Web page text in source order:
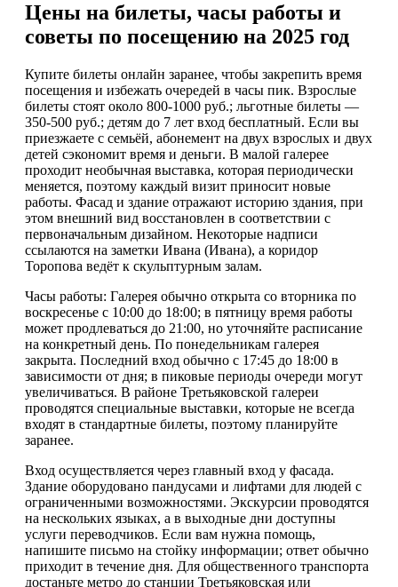
Цены на билеты, часы работы и
советы по посещению на 2025 год
Купите билеты онлайн заранее, чтобы закрепить время
посещения и избежать очередей в часы пик. Взрослые
билеты стоят около 800-1000 руб.; льготные билеты —
350-500 руб.; детям до 7 лет вход бесплатный. Если вы
приезжаете с семьёй, абонемент на двух взрослых и двух
детей сэкономит время и деньги. В малой галерее
проходит необычная выставка, которая периодически
меняется, поэтому каждый визит приносит новые
работы. Фасад и здание отражают историю здания, при
этом внешний вид восстановлен в соответствии с
первоначальным дизайном. Некоторые надписи
ссылаются на заметки Ивана (Ивана), а коридор
Торопова ведёт к скульптурным залам.
Часы работы: Галерея обычно открыта со вторника по
воскресенье с 10:00 до 18:00; в пятницу время работы
может продлеваться до 21:00, но уточняйте расписание
на конкретный день. По понедельникам галерея
закрыта. Последний вход обычно с 17:45 до 18:00 в
зависимости от дня; в пиковые периоды очереди могут
увеличиваться. В районе Третьяковской галереи
проводятся специальные выставки, которые не всегда
входят в стандартные билеты, поэтому планируйте
заранее.
Вход осуществляется через главный вход у фасада.
Здание оборудовано пандусами и лифтами для людей с
ограниченными возможностями. Экскурсии проводятся
на нескольких языках, а в выходные дни доступны
услуги переводчиков. Если вам нужна помощь,
напишите письмо на стойку информации; ответ обычно
приходит в течение дня. Для общественного транспорта
достаньте метро до станции Третьяковская или